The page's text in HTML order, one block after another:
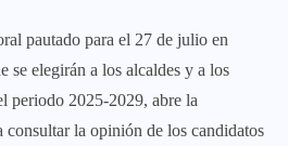
pautado para el 27 de julio en
se elegirán a los alcaldes y a los
periodo 2025-2029, abre la
consultar la opinión de los candidatos